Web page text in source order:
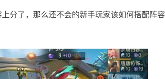
分了，那么还不会的新手玩家该如何搭配阵容